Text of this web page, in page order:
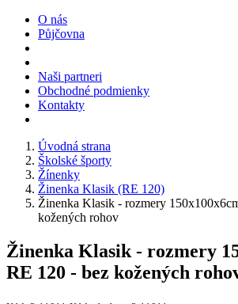
O nás
Půjčovna
Naši partneri
Obchodné podmienky
Kontakty
Úvodná strana
Školské športy
Žínenky
Žinenka Klasik (RE 120)
Žinenka Klasik - rozmery
kožených rohov
Žinenka Klasik - rozmery
RE 120 - bez kožených